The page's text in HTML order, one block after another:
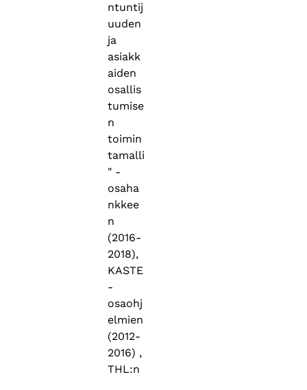
ntuntij
uuden
ja
asiakk
aiden
osallis
tumise
n
toimin
tamalli
" -
osaha
nkkee
n
(2016-
2018),
KASTE
-
osaohj
elmien
(2012-
2016) ,
THL:n